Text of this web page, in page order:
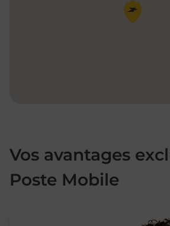
Pin de la carte
Vos avantages
Poste Mobile